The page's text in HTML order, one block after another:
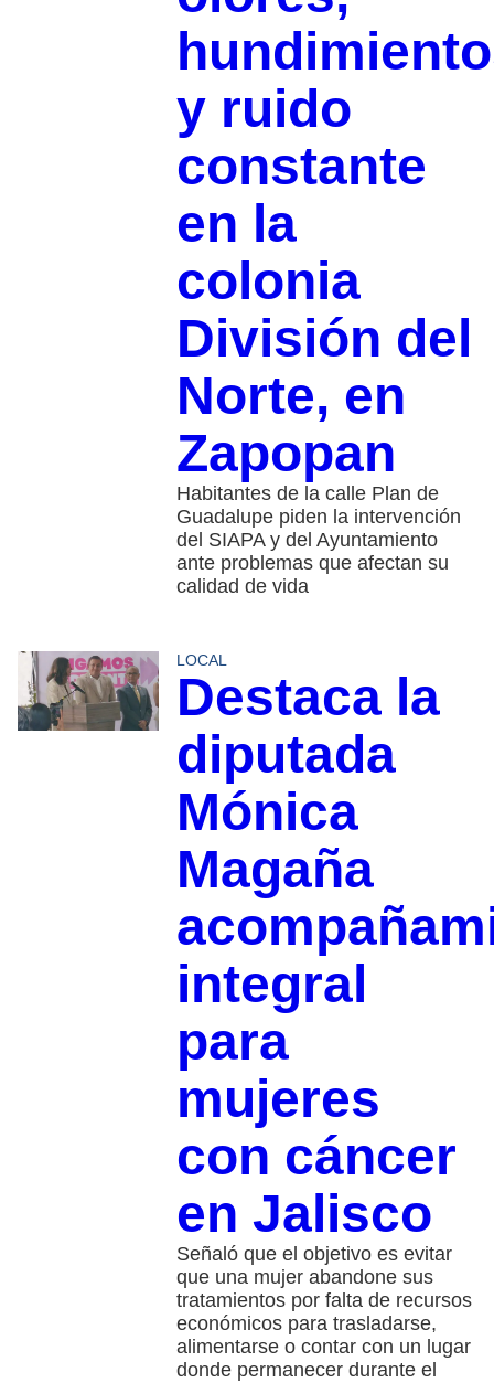
y ruido
constante
en la
colonia
División del
Norte, en
Zapopan
Habitantes de la calle Plan de
Guadalupe piden la intervención
del SIAPA y del Ayuntamiento
ante problemas que afectan su
calidad de vida
LOCAL
Destaca la
diputada
Mónica
Magaña
integral
para
mujeres
con cáncer
en Jalisco
Señaló que el objetivo es evitar
que una mujer abandone sus
tratamientos por falta de recursos
económicos para trasladarse,
alimentarse o contar con un lugar
donde permanecer durante el